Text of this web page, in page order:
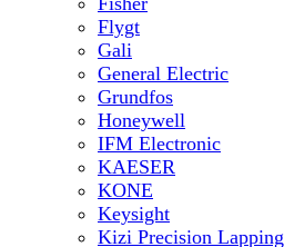
Flygt
Gali
General Electric
Grundfos
Honeywell
IFM Electronic
KAESER
KONE
Keysight
Kizi Precision Lapping